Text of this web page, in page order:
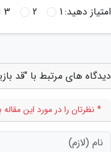
امتیاز دهید:1
2
3
دیدگاه های مرتبط با "قد
* نظرتان را در مورد این مقاله